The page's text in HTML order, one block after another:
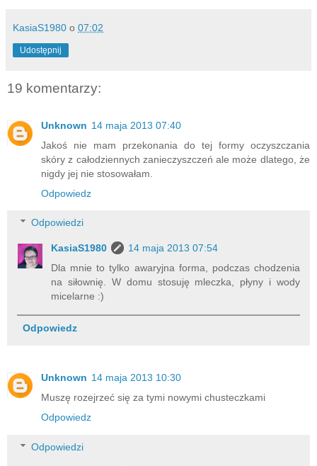
KasiaS1980 o 07:02
Udostępnij
19 komentarzy:
Unknown 14 maja 2013 07:40
Jakoś nie mam przekonania do tej formy oczyszczania
skóry z całodziennych zanieczyszczeń ale może dlatego, że
nigdy jej nie stosowałam.
Odpowiedz
Odpowiedzi
KasiaS1980
14 maja 2013 07:54
Dla mnie to tylko awaryjna forma, podczas chodzenia
na siłownię. W domu stosuję mleczka, płyny i wody
micelarne :)
Odpowiedz
Unknown 14 maja 2013 10:30
Muszę rozejrzeć się za tymi nowymi chusteczkami
Odpowiedz
Odpowiedzi